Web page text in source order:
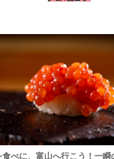
食べに、富山へ行こう！一瞬